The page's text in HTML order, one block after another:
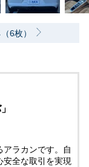
6枚）
アラカンです。自
安全な取引を実現